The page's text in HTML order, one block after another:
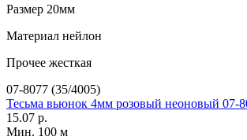
Размер 20мм
Материал нейлон
Прочее жесткая
07-8077 (35/4005)
Тесьма вьюнок 4мм розовый неоновый 07-
15.07 р.
Мин. 100 м